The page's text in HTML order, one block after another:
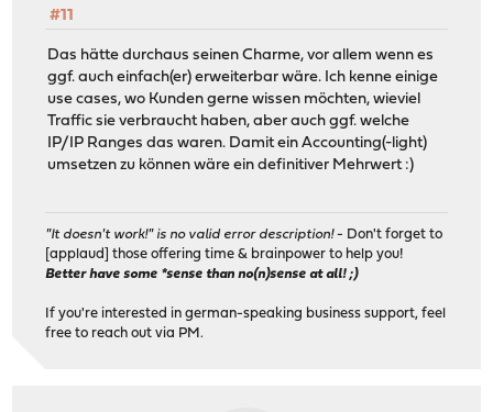
#11
Das hätte durchaus seinen Charme, vor allem wenn es
ggf. auch einfach(er) erweiterbar wäre. Ich kenne einige
use cases, wo Kunden gerne wissen möchten, wieviel
Traffic sie verbraucht haben, aber auch ggf. welche
IP/IP Ranges das waren. Damit ein Accounting(-light)
umsetzen zu können wäre ein definitiver Mehrwert :)
"It doesn't work!" is no valid error description!- Don't forget to
[applaud] those offering time & brainpower to help you!
Better have some *sense than no(n)sense at all! ;)
If you're interested in german-speaking business support, feel
free to reach out via PM.